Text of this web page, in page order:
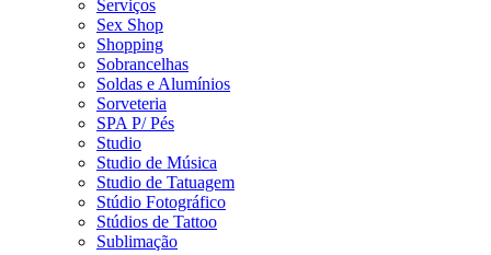
Serviços
Sex Shop
Shopping
Sobrancelhas
Soldas e Alumínios
Sorveteria
SPA P/ Pés
Studio
Studio de Música
Studio de Tatuagem
Stúdio Fotográfico
Stúdios de Tattoo
Sublimação